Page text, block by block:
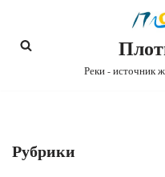
Перейти
Реки - источник
Рубрики